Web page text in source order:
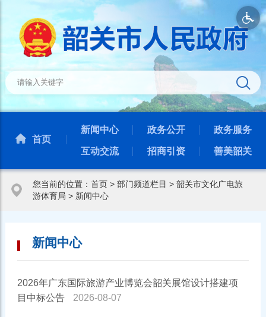
首页
新闻中心 政务公开 政务服务
互动交流 招商引资 善美韶关
您当前的位置： 首页> 部门频道栏目 > 韶关市文化广电旅
游体育局 > 新闻中心
新闻中心
2026年广东国际旅游产业博览会韶关展馆设计搭建项
目中标公告
2026-08-07